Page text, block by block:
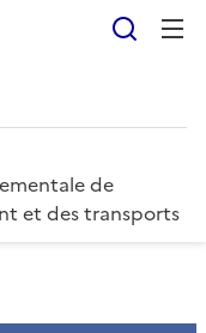
de
et des transports